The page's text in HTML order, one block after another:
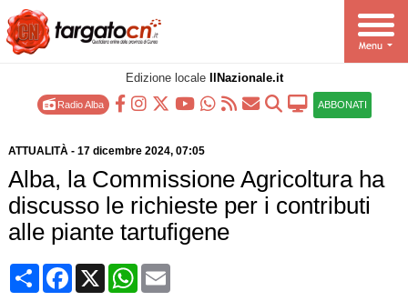
Edizione locale IlNazionale.it
Radio Alba ABBONATI
ATTUALITÀ- 17 dicembre 2024, 07:05
Alba, la Commissione Agricoltura ha
discusso le richieste per i contributi
alle piante tartufigene
CondividiFacebook
X WhatsApp
Email